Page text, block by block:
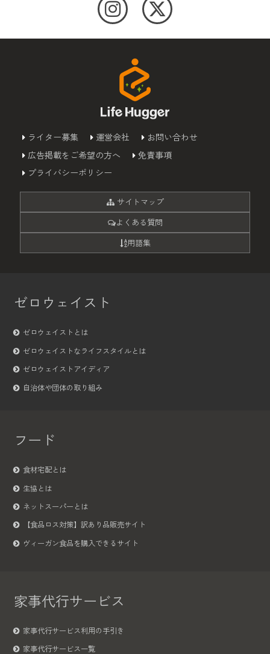
ライター募集 運営会社
お問い合わせ
広告掲載をご希望の方へ
免責事項
プライバシーポリシー
サイトマップ
よくある質問
用語集
ゼロウェイスト
ゼロウェイストとは
ゼロウェイストなライフスタイルとは
ゼロウェイストアイディア
自治体や団体の取り組み
フード
食材宅配とは
生協とは
ネットスーパーとは
【食品ロス対策】訳あり品販売サイト
ヴィーガン食品を購入できるサイト
家事代行サービス
家事代行サービス利用の手引き
家事代行サービス一覧